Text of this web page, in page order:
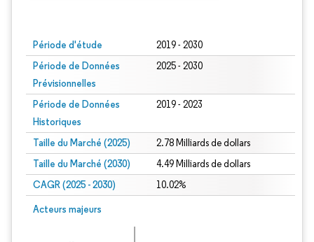
Période d'étude 2019 - 2030
Période de Données
Prévisionnelles
2025 - 2030
Période de Données
Historiques
2019 - 2023
Taille du Marché (2025) 2.78 Milliards de dollars
Taille du Marché (2030) 4.49 Milliards de dollars
CAGR (2025 - 2030) 10.02%
Acteurs majeurs